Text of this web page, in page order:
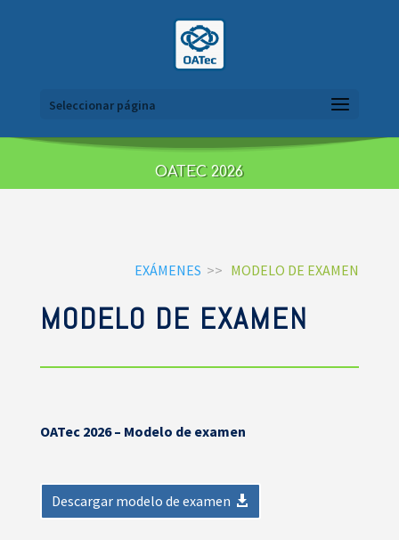
Seleccionar página
OATEC 2026
EXÁMENES >> MODELO DE EXAMEN
MODELO DE EXAMEN
OATec 2026 – Modelo de examen
Descargar modelo de examen